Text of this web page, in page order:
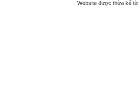
Website được thừa kế từ